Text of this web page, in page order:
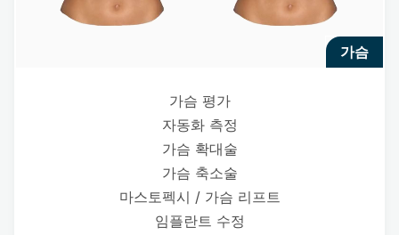
가슴
가슴 평가
자동화 측정
가슴 확대술
가슴 축소술
마스토펙시 / 가슴 리프트
임플란트 수정